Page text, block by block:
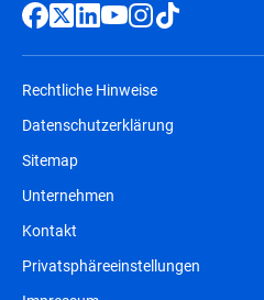
Rechtliche Hinweise
Datenschutzerklärung
Sitemap
Unternehmen
Kontakt
Privatsphäreeinstellungen